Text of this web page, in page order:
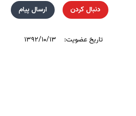
دنبال کردن ارسال پیام
تاریخ عضویت: ۱۳۹۲/۱۰/۱۳